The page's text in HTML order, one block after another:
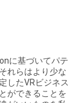
に基づいてパテ
れらはより少な
したVRビジネス
ができることを